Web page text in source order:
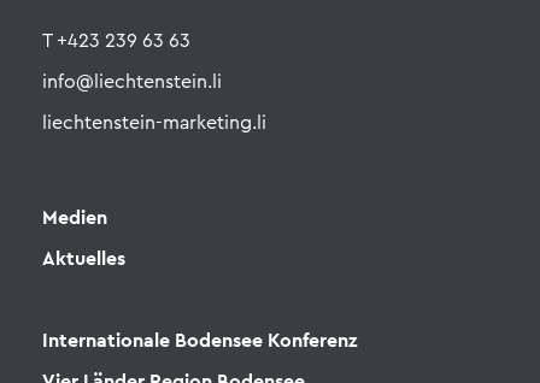
T +423 239 63 63
info@liechtenstein.li
liechtenstein-marketing.li
Medien
Aktuelles
Internationale Bodensee Konferenz